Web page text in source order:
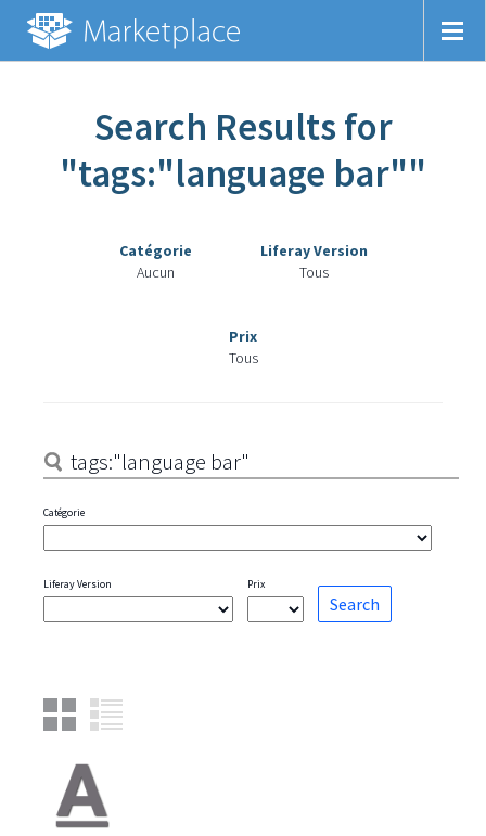
Search Results for
"tags:"language bar""
Catégorie
Aucun
Liferay Version
Tous
Prix
Tous
Catégorie
Liferay Version Prix